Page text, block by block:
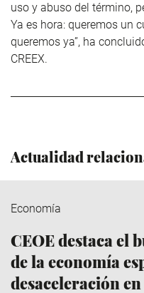
uso y abuso del término,
Ya es hora: queremos un
queremos ya”, ha
CREEX.
Actualidad
Economía
CEOE destaca el
de la economía
desaceleración